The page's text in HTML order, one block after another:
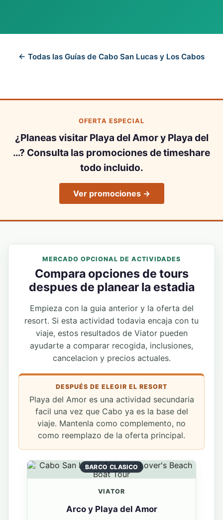
← Todas las Guías de Cabo San Lucas y Los Cabos
OFERTA ESPECIAL
¿Planeas visitar Playa del Amor y Playa del
…? Consulta las promociones de timeshare
todo incluido.
Ver promociones →
MERCADO OPCIONAL DE ACTIVIDADES
Compara opciones de tours
despues de planear la estadia
Empieza con la guia anterior y la oferta del
resort. Si esta actividad todavia encaja con tu
viaje, estos resultados de Viator pueden
ayudarte a comparar recogida, inclusiones,
cancelacion y precios actuales.
DESPUÉS DE ELEGIR EL RESORT
Playa del Amor es una actividad secundaria
facil una vez que Cabo ya es la base del
viaje. Mantenla como complemento, no
como reemplazo de la oferta principal.
BARCO CLASICO
VIATOR
Arco y Playa del Amor